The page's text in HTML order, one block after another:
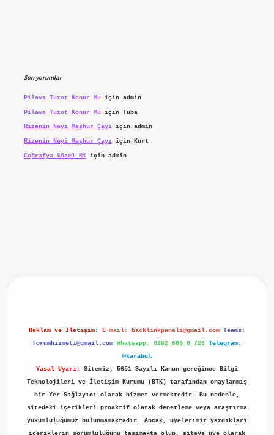
Son yorumlar
Pilava Tuzot Konur Muiçin admin
Pilava Tuzot Konur Muiçin Tuba
Rizenin Neyi Meşhur Çayıiçin admin
Rizenin Neyi Meşhur Çayıiçin Kurt
Coğrafya Sözel Miiçin admin
Reklam ve İletişim: E-mail: backlinkpaneli@gmail.com Teams:
forumhizmeti@gmail.com Whatsapp: 0262 606 0 726 Telegram:
@karabul
Yasal Uyarı:
Sitemiz, 5651 Sayılı Kanun gereğince Bilgi
Teknolojileri ve İletişim Kurumu (BTK) tarafından onaylanmış
bir Yer Sağlayıcı olarak hizmet vermektedir. Bu nedenle,
sitedeki içerikleri proaktif olarak denetleme veya araştırma
yükümlülüğümüz bulunmamaktadır. Ancak, üyelerimiz yazdıkları
içeriklerin sorumluluğunu taşımakta olup, siteye üye olarak